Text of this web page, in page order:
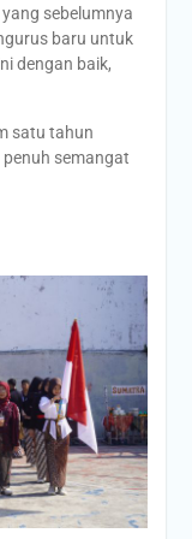
sebelumnya
baru untuk
dengan baik,
satu tahun
semangat